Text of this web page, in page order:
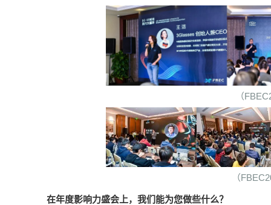
（
（
在年度影响力盛会上，我们能为您做些什么？